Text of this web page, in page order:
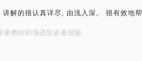
解的很认真详尽, 由浅入深。 很有效地
家教你职场进阶必备技能